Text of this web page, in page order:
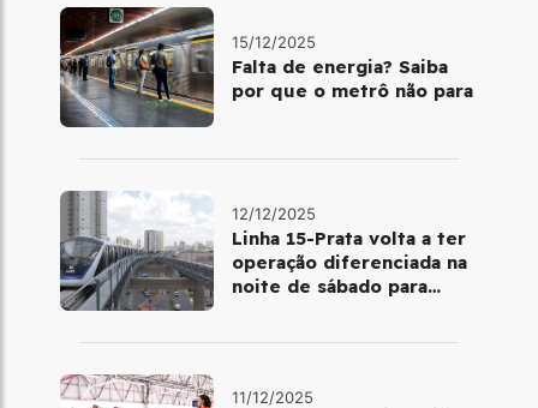
15/12/2025
Falta de energia? Saiba
por que o metrô não para
12/12/2025
Linha 15-Prata volta a ter
operação diferenciada na
noite de sábado para
11/12/2025